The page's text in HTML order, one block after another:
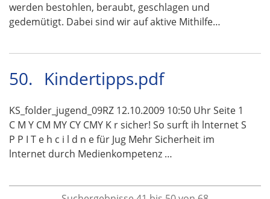
werden bestohlen, beraubt, geschlagen und
gedemütigt. Dabei sind wir auf aktive Mithilfe…
50. Kindertipps.pdf
KS_folder_jugend_09RZ 12.10.2009 10:50 Uhr Seite 1
C M Y CM MY CY CMY K r sicher! So surft ih lnternet S
P P I T e h c i l d n e für Jug Mehr Sicherheit im
lnternet durch Medienkompetenz …